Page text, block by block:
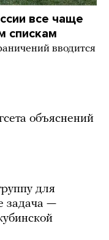
все чаще
спискам
вводится
объяснений
для
задача —